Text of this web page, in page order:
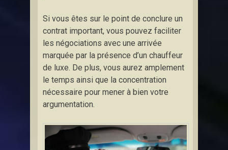
Si vous êtes sur le point de conclure un
contrat important, vous pouvez faciliter
les négociations avec une arrivée
marquée par la présence d’un chauffeur
de luxe. De plus, vous aurez amplement
le temps ainsi que la concentration
nécessaire pour mener à bien votre
argumentation.